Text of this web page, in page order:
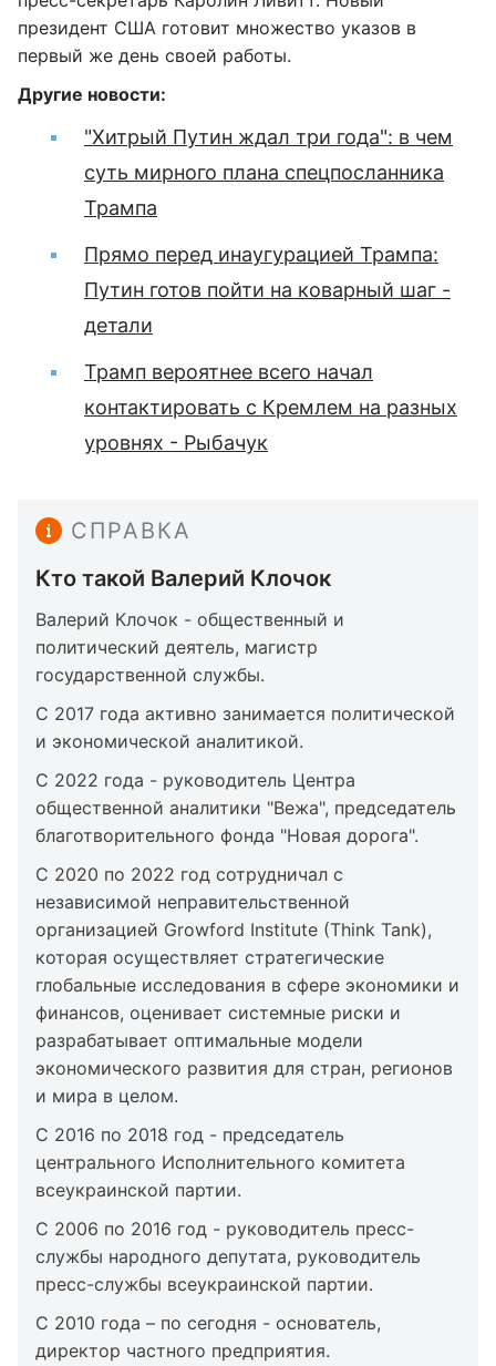
президент США готовит множество указов в
первый же день своей работы.
Другие новости:
"Хитрый Путин ждал три года": в чем
суть мирного плана спецпосланника
Трампа
Прямо перед инаугурацией Трампа:
Путин готов пойти на коварный шаг -
детали
Трамп вероятнее всего начал
контактировать с Кремлем на разных
уровнях - Рыбачук
СПРАВКА
Кто такой Валерий Клочок
Валерий Клочок - общественный и
политический деятель, магистр
государственной службы.
С 2017 года активно занимается политической
и экономической аналитикой.
С 2022 года - руководитель Центра
общественной аналитики "Вежа", председатель
благотворительного фонда "Новая дорога".
С 2020 по 2022 год сотрудничал с
независимой неправительственной
организацией Growford Institute (Think Tank),
которая осуществляет стратегические
глобальные исследования в сфере экономики и
финансов, оценивает системные риски и
разрабатывает оптимальные модели
экономического развития для стран, регионов
и мира в целом.
С 2016 по 2018 год - председатель
центрального Исполнительного комитета
всеукраинской партии.
С 2006 по 2016 год - руководитель пресс-
службы народного депутата, руководитель
пресс-службы всеукраинской партии.
С 2010 года – по сегодня - основатель,
директор частного предприятия.